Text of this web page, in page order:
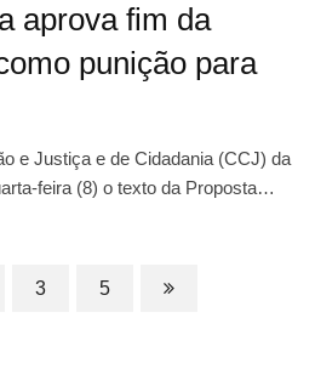
aprova fim da
punição para
e Justiça e de Cidadania (CCJ) da
feira (8) o texto da Proposta…
3 5